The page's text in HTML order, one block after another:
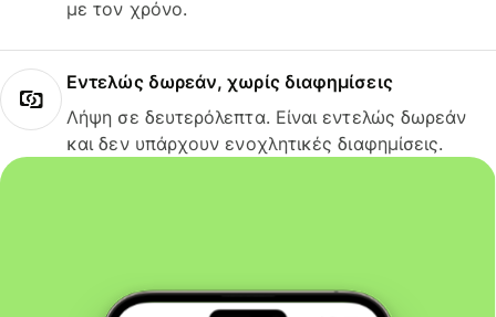
με τον χρόνο.
Εντελώς δωρεάν, χωρίς διαφημίσεις
Λήψη σε δευτερόλεπτα. Είναι εντελώς δωρεάν
και δεν υπάρχουν ενοχλητικές διαφημίσεις.